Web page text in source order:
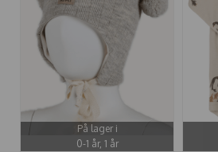
På lager i
0-1 år, 1 år